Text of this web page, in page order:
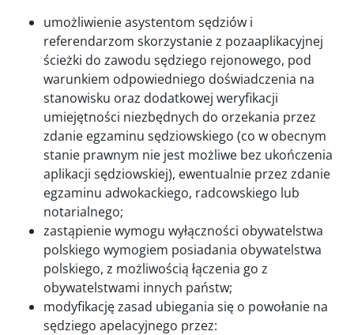
umożliwienie asystentom sędziów i
referendarzom skorzystanie z pozaaplikacyjnej
ścieżki do zawodu sędziego rejonowego, pod
warunkiem odpowiedniego doświadczenia na
stanowisku oraz dodatkowej weryfikacji
umiejętności niezbędnych do orzekania przez
zdanie egzaminu sędziowskiego (co w obecnym
stanie prawnym nie jest możliwe bez ukończenia
aplikacji sędziowskiej), ewentualnie przez zdanie
egzaminu adwokackiego, radcowskiego lub
notarialnego;
zastąpienie wymogu wyłączności obywatelstwa
polskiego wymogiem posiadania obywatelstwa
polskiego, z możliwością łączenia go z
obywatelstwami innych państw;
modyfikację zasad ubiegania się o powołanie na
sędziego apelacyjnego przez: